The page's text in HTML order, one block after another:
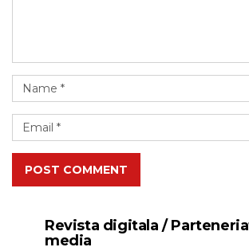
POST COMMENT
Revista digitala /
media